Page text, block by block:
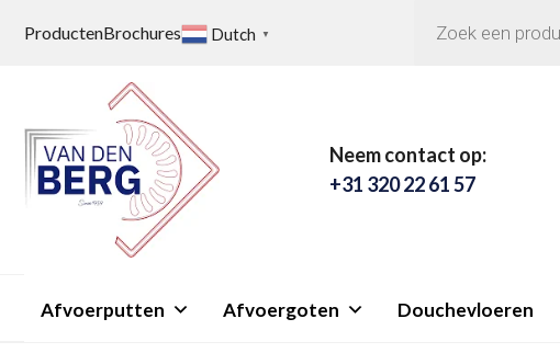
ProductenBrochures Dutch ▼
zoeken
Neem contact op:
+31 320 22 61 57
Afvoerputten Afvoergoten Douchevloeren